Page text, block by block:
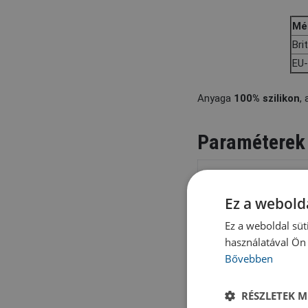
Anyaga 100% szilikon,
Paraméterek
Anyag
Szín
Ez a
Ez a weboldal
használatával
Bővebben
RÉSZLETEK